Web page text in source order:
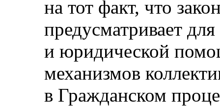
на тот факт, что
предусматривает
и юридической
механизмов
в Гражданском